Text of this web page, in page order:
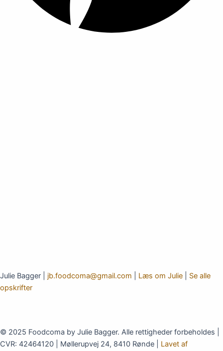
Julie Bagger | jb.foodcoma@gmail.com Læs om Julie
Se alle
opskrifter
© 2025 Foodcoma by Julie Bagger. Alle rettigheder forbeholdes |
CVR: 42464120 | Møllerupvej 24, 8410 Rønde | Lavet af